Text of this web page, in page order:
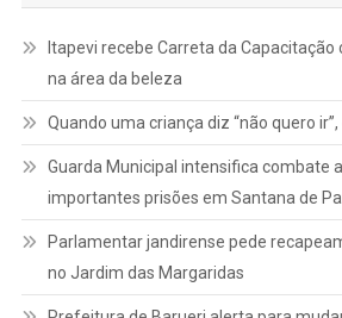
Itapevi recebe Carreta da
na área da beleza
Quando uma criança diz “não quero
Guarda Municipal intensifica combate
importantes prisões em Santana de
Parlamentar jandirense pede
no Jardim das Margaridas